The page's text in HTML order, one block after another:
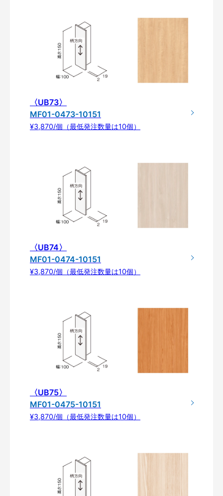
〈UB73〉
MF01-0473-10151
¥3,870/個（最低発注数量は10個）
〈UB74〉
MF01-0474-10151
¥3,870/個（最低発注数量は10個）
〈UB75〉
MF01-0475-10151
¥3,870/個（最低発注数量は10個）